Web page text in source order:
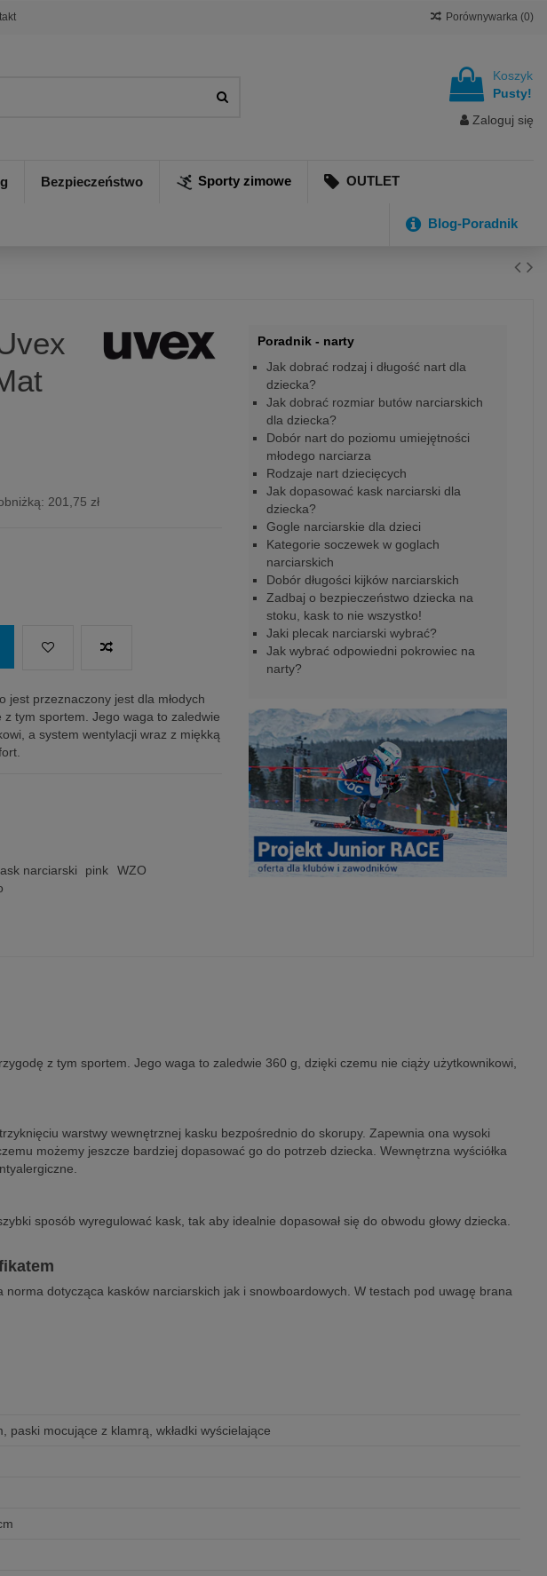
Porównywarka (0)
Koszyk
Pusty!
Zaloguj się
Bezpieczeństwo Sporty zimowe OUTLET
Blog-Poradnik
201,75 zł
jest przeznaczony jest dla młodych
tym sportem. Jego waga to zaledwie
a system wentylacji wraz z miękką
narciarski pink
WZO
Poradnik - narty
Jak dobrać rodzaj i długość nart dla
dziecka?
Jak dobrać rozmiar butów narciarskich
dla dziecka?
Dobór nart do poziomu umiejętności
młodego narciarza
Rodzaje nart dziecięcych
Jak dopasować kask narciarski dla
dziecka?
Gogle narciarskie dla dzieci
Kategorie soczewek w goglach
narciarskich
Dobór długości kijków narciarskich
Zadbaj o bezpieczeństwo dziecka na
stoku, kask to nie wszystko!
Jaki plecak narciarski wybrać?
Jak wybrać odpowiedni pokrowiec na
narty?
z tym sportem. Jego waga to zaledwie 360 g, dzięki czemu nie ciąży użytkownikowi,
warstwy wewnętrznej kasku bezpośrednio do skorupy. Zapewnia ona wysoki
możemy jeszcze bardziej dopasować go do potrzeb dziecka. Wewnętrzna wyściółka
sposób wyregulować kask, tak aby idealnie dopasował się do obwodu głowy dziecka.
dotycząca kasków narciarskich jak i snowboardowych. W testach pod uwagę brana
paski mocujące z klamrą, wkładki wyścielające